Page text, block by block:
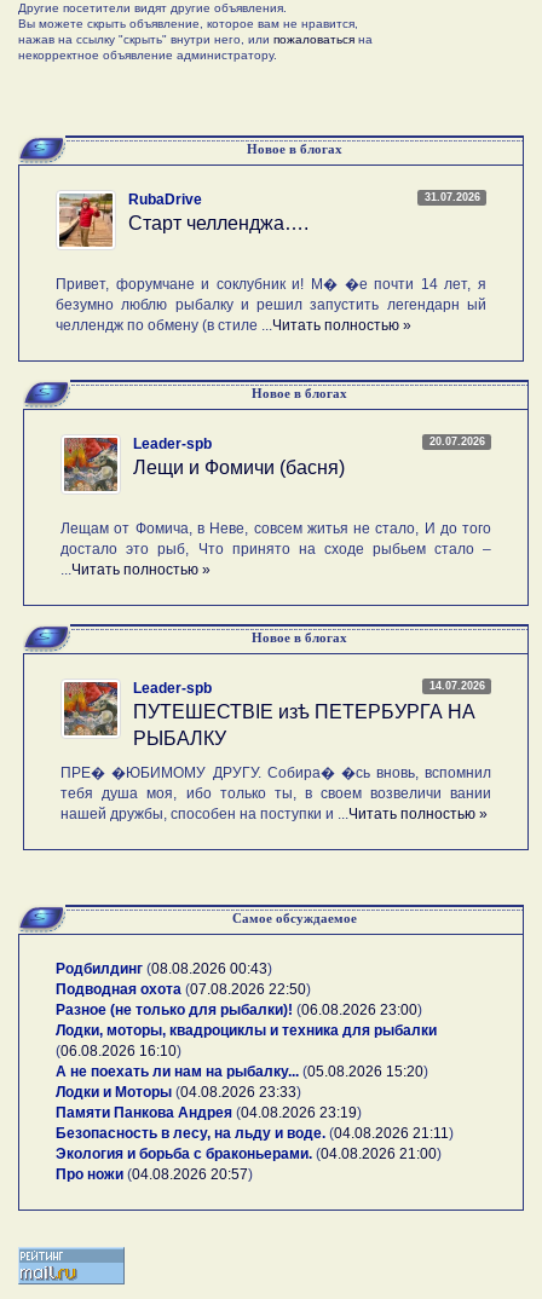
Другие посетители видят другие объявления.
Вы можете скрыть объявление, которое вам не нравится,
нажав на ссылку "скрыть" внутри него, или пожаловаться на
некорректное объявление администратору.
Новое в блогах
31.07.2026
RubaDrive
Старт челленджа….
Привет, форумчане и соклубник и! М� �е почти 14 лет, я
безумно люблю рыбалку и решил запустить легендарн ый
челлендж по обмену (в стиле ...Читать полностью »
Новое в блогах
20.07.2026
Leader-spb
Лещи и Фомичи (басня)
Лещам от Фомича, в Неве, совсем житья не стало, И до того
достало это рыб, Что принято на сходе рыбьем стало –
...Читать полностью »
Новое в блогах
14.07.2026
Leader-spb
ПУТЕШЕСТВIE изѣ ПЕТЕРБУРГА НА
РЫБАЛКУ
ПРЕ� �ЮБИМОМУ ДРУГУ. Собира� �сь вновь, вспомнил
тебя душа моя, ибо только ты, в своем возвеличи вании
нашей дружбы, способен на поступки и ...Читать полностью »
Самое обсуждаемое
Родбилдинг (08.08.2026 00:43)
Подводная охота (07.08.2026 22:50)
Разное (не только для рыбалки)! (06.08.2026 23:00)
Лодки, моторы, квадроциклы и техника для рыбалки
(06.08.2026 16:10)
А не поехать ли нам на рыбалку... (05.08.2026 15:20)
Лодки и Моторы (04.08.2026 23:33)
Памяти Панкова Андрея (04.08.2026 23:19)
Безопасность в лесу, на льду и воде. (04.08.2026 21:11)
Экология и борьба с браконьерами. (04.08.2026 21:00)
Про ножи (04.08.2026 20:57)